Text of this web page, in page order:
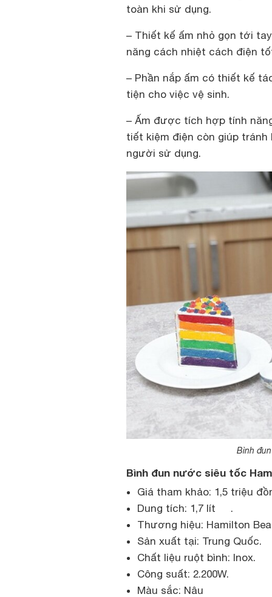
toàn khi sử dụng.
– Thiết kế ấm nhỏ gọn tới
năng cách nhiệt cách điện
– Phần nắp ấm có thiết kế
tiện cho việc vệ sinh.
– Ấm được tích hợp tính
tiết kiệm điện còn giúp
người sử dụng.
Bình
Bình đun nước siêu tốc
Giá tham khảo: 1,5 triệu
Dung tích: 1,7 lít .
Thương hiệu: Hamilton
Sản xuất tại: Trung Quốc.
Chất liệu ruột bình: Inox.
Công suất: 2.200W.
Màu sắc: Nâu